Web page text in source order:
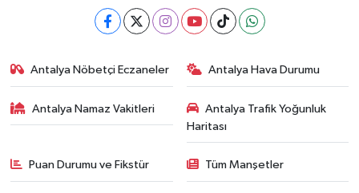
Antalya Nöbetçi Eczaneler Antalya Hava Durumu
Antalya Namaz Vakitleri
Antalya Trafik Yoğunluk
Haritası
Puan Durumu ve Fikstür Tüm Manşetler